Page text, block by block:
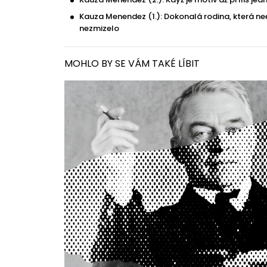
Kauza Menendez (1.): Dokonalá rodina, která
nezmizelo
MOHLO BY SE VÁM TAKÉ LÍBIT